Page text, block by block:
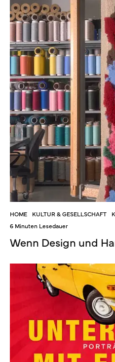
HOME KULTUR & GESELLSCHAFT
6 Minuten Lesedauer
Wenn Design und